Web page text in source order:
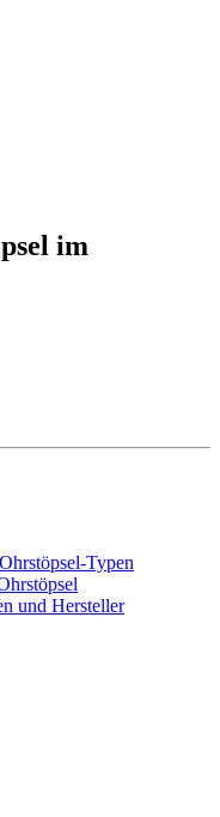
im
Typen
und Hersteller